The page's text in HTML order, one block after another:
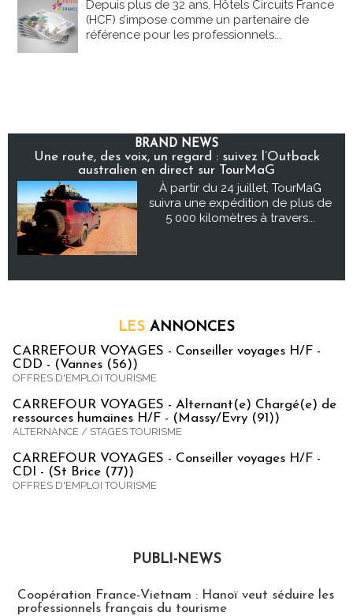
Depuis plus de 32 ans, Hôtels Circuits France
(HCF) s’impose comme un partenaire de
référence pour les professionnels...
BRAND NEWS
Une route, des voix, un regard : suivez l’Outback
australien en direct sur TourMaG
À partir du 24 juillet, TourMaG
suivra une expédition de plus de
5 000 kilomètres à travers...
LES ANNONCES
CARREFOUR VOYAGES - Conseiller voyages H/F -
CDD - (Vannes (56))
OFFRES D'EMPLOI TOURISME
CARREFOUR VOYAGES - Alternant(e) Chargé(e) de
ressources humaines H/F - (Massy/Evry (91))
ALTERNANCE / STAGES TOURISME
CARREFOUR VOYAGES - Conseiller voyages H/F -
CDI - (St Brice (77))
OFFRES D'EMPLOI TOURISME
PUBLI-NEWS
Coopération France-Vietnam : Hanoï veut séduire les
professionnels français du tourisme